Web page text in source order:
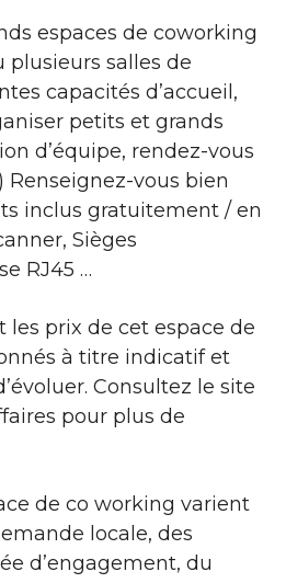
espaces de coworking
plusieurs salles de
capacités d’accueil,
petits et grands
d’équipe, rendez-vous
vous bien
inclus gratuitement / en
Sièges
RJ45 …
les prix de cet espace de
à titre indicatif et
Consultez le site
pour plus de
de co working varient
locale, des
d’engagement, du